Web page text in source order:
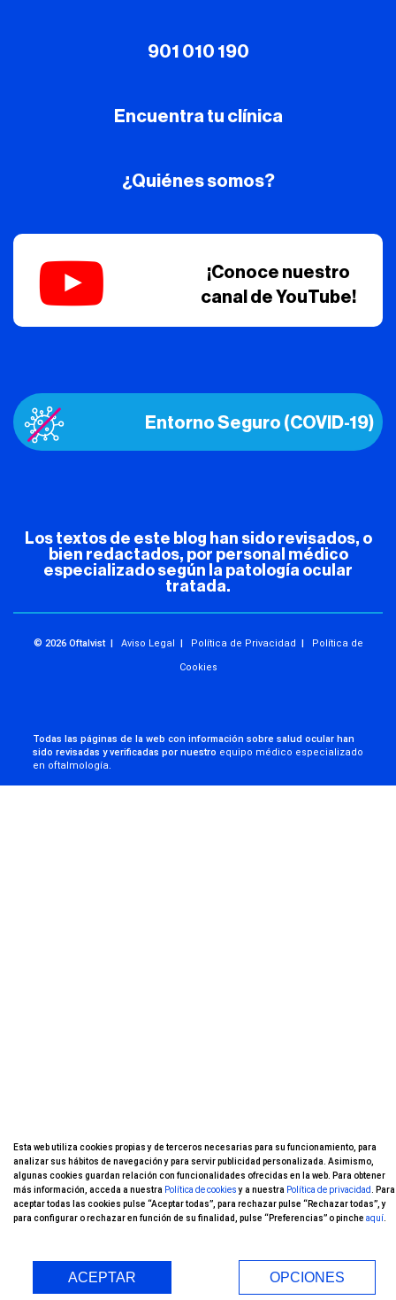
901 010 190
Encuentra tu clínica
¿Quiénes somos?
¡Conoce nuestro
canal de YouTube!
Entorno Seguro (COVID-19)
Los textos de este blog han sido revisados, o
bien redactados, por personal médico
especializado según la patología ocular
tratada.
© 2026 Oftalvist | Aviso Legal Política de Privacidad Política de
Cookies
Todas las páginas de la web con información sobre salud ocular han
sido revisadas y verificadas por nuestro equipo médico especializado
en oftalmología.
Esta web utiliza cookies propias y de terceros necesarias para su funcionamiento, para
analizar sus hábitos de navegación y para servir publicidad personalizada. Asimismo,
algunas cookies guardan relación con funcionalidades ofrecidas en la web. Para obtener
más información, acceda a nuestra Política de cookiesy a nuestra Política de privacidad
. Para
aceptar todas las cookies pulse “Aceptar todas”, para rechazar pulse “Rechazar todas”, y
para configurar o rechazar en función de su finalidad, pulse “Preferencias” o pinche aquí
ACEPTAR OPCIONES